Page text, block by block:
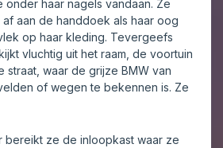
onder haar nagels vandaan. Ze
aan de handdoek als haar oog
op haar kleding. Tevergeefs
vluchtig uit het raam, de voortuin
straat, waar de grijze BMW van
of wegen te bekennen is. Ze
bereikt ze de inloopkast waar ze